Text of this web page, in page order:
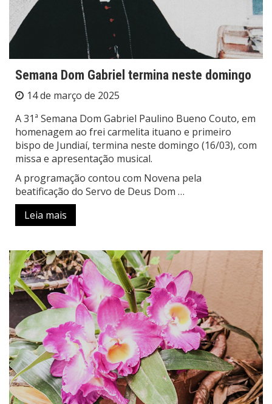
Semana Dom Gabriel termina neste domingo
14 de março de 2025
A 31ª Semana Dom Gabriel Paulino Bueno Couto, em
homenagem ao frei carmelita ituano e primeiro
bispo de Jundiaí, termina neste domingo (16/03), com
missa e apresentação musical.
A programação contou com Novena pela
beatificação do Servo de Deus Dom …
Leia mais